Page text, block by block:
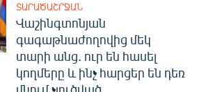
ՏԱՐԱԾԱՇՐՋԱՆ
Վաշինգտոնյան
գագաթնաժողովից մեկ
տարի անց. ուր են հասել
կողմերը և ինչ հարցեր են դեռ